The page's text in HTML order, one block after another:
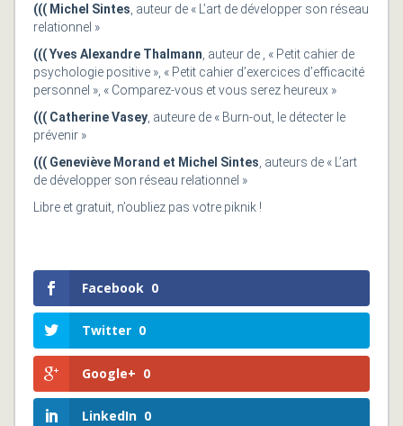
((( Michel Sintes , auteur de « L’art de développer son réseau
relationnel »
((( Yves Alexandre Thalmann , auteur de , « Petit cahier de
psychologie positive », « Petit cahier d’exercices d’efficacité
personnel », « Comparez-vous et vous serez heureux »
((( Catherine Vasey , auteure de « Burn-out, le détecter le
prévenir »
((( Geneviève Morand et Michel Sintes , auteurs de « L’art
de développer son réseau relationnel »
Libre et gratuit, n’oubliez pas votre piknik !
Facebook 0
Twitter 0
Google+ 0
LinkedIn 0